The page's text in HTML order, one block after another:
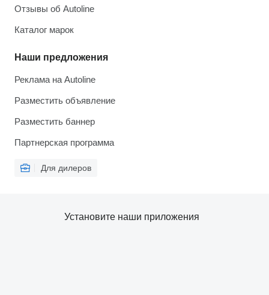
Отзывы об Autoline
Каталог марок
Наши предложения
Реклама на Autoline
Разместить объявление
Разместить баннер
Партнерская программа
Для дилеров
Установите наши приложения